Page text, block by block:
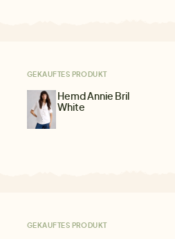
GEKAUFTES PRODUKT
Hemd Annie Bril
White
GEKAUFTES PRODUKT